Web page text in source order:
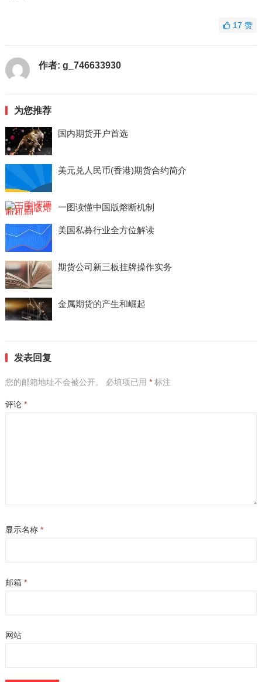
17赞
作者: g_746633930
为您推荐
国内期货开户首选
美元兑人民币(香港)期货合约简介
一图读懂中国版熔断机制
美国私募行业全方位解读
期货公司新三板挂牌操作实务
金属期货的产生和崛起
发表回复
您的邮箱地址不会被公开。 必填项已用 *标注
评论 *
显示名称 *
邮箱 *
网站